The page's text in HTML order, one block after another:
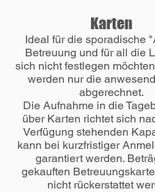
Karten
Ideal für die sporadische
Betreuung und für all die
sich nicht festlegen
werden nur die
abgerechnet.
Die Aufnahme in die
über Karten richtet sich
Verfügung stehenden
kann bei kurzfristiger
garantiert werden.
gekauften
nicht rückerstattet